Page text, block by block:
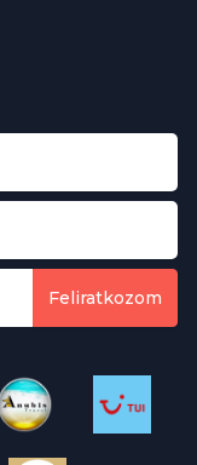
Feliratkozom